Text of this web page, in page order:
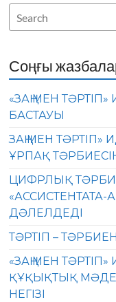
Соңғы
«ЗАҢ МЕН
БАСТАУЫ
ЗАҢ МЕН
ҰРПАҚ
ЦИФРЛЫҚ
«АССИСТЕНТАТА-
ДӘЛЕЛДЕДІ
ТӘРТІП –
«ЗАҢ МЕН
ҚҰҚЫҚТЫҚ
НЕГІЗІ